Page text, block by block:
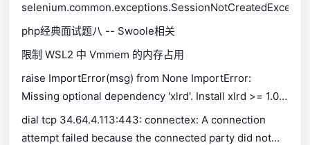
php经典面试题八 -- Swoole相关
限制 WSL2 中 Vmmem 的内存占用
raise ImportError(msg) from None ImportError:
Missing optional dependency 'xlrd'. Install xlrd >= 1.0.0
for Excel support Use pip or conda to install xlrd.
dial tcp 34.64.4.113:443: connectex: A connection
attempt failed because the connected party did not